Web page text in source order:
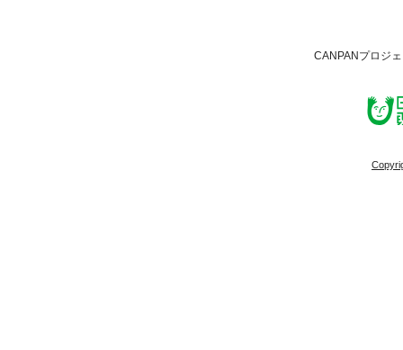
CANPANプロジ